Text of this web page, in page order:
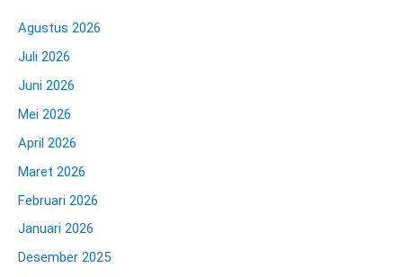
Agustus 2026
Juli 2026
Juni 2026
Mei 2026
April 2026
Maret 2026
Februari 2026
Januari 2026
Desember 2025